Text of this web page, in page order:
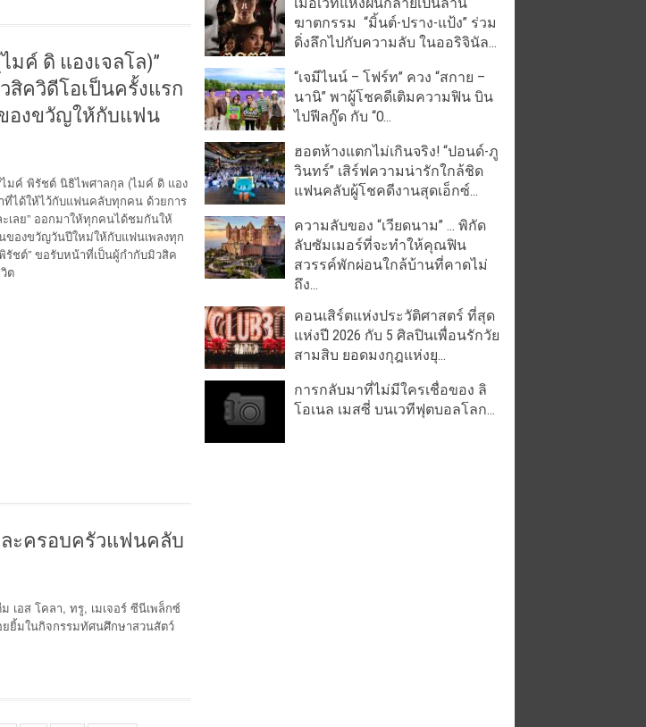
มค์ ดิ แองเจลโล)”
สิควิดีโอเป็นครั้งแรก
องขวัญให้กับแฟน
มค์ พิรัชต์ นิธิไพศาลกุล (ไมค์ ดิ แอง
ที่ได้ให้ไว้กับแฟนคลับทุกคน ด้วยการ
ะเลย” ออกมาให้ทุกคนได้ชมกันให้
ของขวัญวันปีใหม่ให้กับแฟนเพลงทุก
ชต์” ขอรับหน้าที่เป็นผู้กำกับมิวสิค
ต
ะครอบครัวแฟนคลับ
เอส โคลา, ทรู, เมเจอร์ ซีนีเพล็กซ์
ยยิ้มในกิจกรรมทัศนศึกษาสวนสัตว์
ฆาตกรรม “มิ้นต์-ปราง-แป้ง” ร่วม
ดิ่งลึกไปกับความลับ ในออริจินัล...
“เจมีไนน์ – โฟร์ท” ควง “สกาย –
นานิ” พาผู้โชคดีเติมความฟิน บิน
ไปฟีลกู๊ด กับ “O...
ฮอตห้างแตกไม่เกินจริง! “ปอนด์-ภู
วินทร์” เสิร์ฟความน่ารักใกล้ชิด
แฟนคลับผู้โชคดีงานสุดเอ็กซ์...
ความลับของ “เวียดนาม” … พิกัด
ลับซัมเมอร์ที่จะทำให้คุณฟิน
สวรรค์พักผ่อนใกล้บ้านที่คาดไม่
ถึง...
คอนเสิร์ตแห่งประวัติศาสตร์ ที่สุด
แห่งปี 2026 กับ 5 ศิลปินเพื่อนรักวัย
สามสิบ ยอดมงกุฎแห่งยุ...
การกลับมาที่ไม่มีใครเชื่อของ ลิ
โอเนล เมสซี่ บนเวทีฟุตบอลโลก...